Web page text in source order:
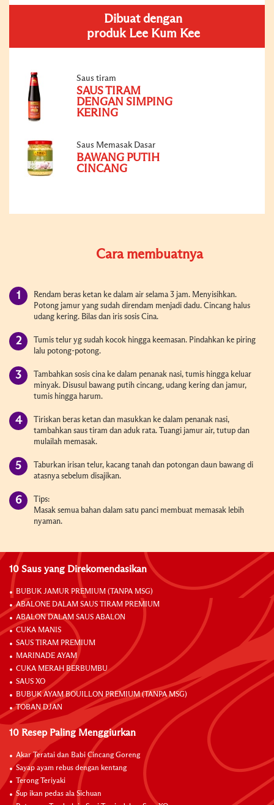
Dibuat dengan
produk Lee Kum Kee
Saus tiram
SAUS TIRAM
DENGAN SIMPING
KERING
Saus Memasak Dasar
BAWANG PUTIH
CINCANG
Cara membuatnya
Rendam beras ketan ke dalam air selama 3 jam. Menyisihkan.
Potong jamur yang sudah direndam menjadi dadu. Cincang halus
udang kering. Bilas dan iris sosis Cina.
Tumis telur yg sudah kocok hingga keemasan. Pindahkan ke piring
lalu potong-potong.
Tambahkan sosis cina ke dalam penanak nasi, tumis hingga keluar
minyak. Disusul bawang putih cincang, udang kering dan jamur,
tumis hingga harum.
Tiriskan beras ketan dan masukkan ke dalam penanak nasi,
tambahkan saus tiram dan aduk rata. Tuangi jamur air, tutup dan
mulailah memasak.
Taburkan irisan telur, kacang tanah dan potongan daun bawang di
atasnya sebelum disajikan.
Tips:
Masak semua bahan dalam satu panci membuat memasak lebih
nyaman.
10 Saus yang Direkomendasikan
BUBUK JAMUR PREMIUM (TANPA MSG)
ABALONE DALAM SAUS TIRAM PREMIUM
ABALON DALAM SAUS ABALON
CUKA MANIS
SAUS TIRAM PREMIUM
MARINADE AYAM
CUKA MERAH BERBUMBU
SAUS XO
BUBUK AYAM BOUILLON PREMIUM (TANPA MSG)
TOBAN DJAN
10 Resep Paling Menggiurkan
Akar Teratai dan Babi Cincang Goreng
Sayap ayam rebus dengan kentang
Terong Teriyaki
Sup ikan pedas ala Sichuan